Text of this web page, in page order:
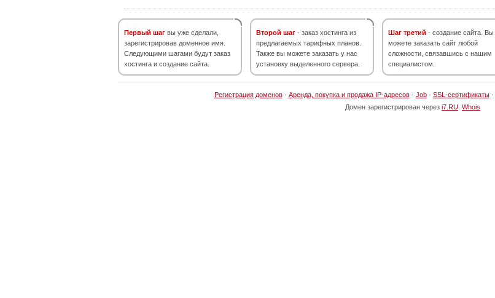
Первый шаг вы уже сделали,
зарегистрировав доменное имя.
Следующими шагами будут заказ
хостинга и создание сайта.
Второй шаг - заказ хостинга из
предлагаемых тарифных планов.
Также вы можете заказать у нас
установку выделенного сервера.
Шаг третий - создание сайта. Вы
можете заказать сайт любой
сложности, связавшись с нашим
специалистом.
Регистрация доменов· Аренда, покупка и продажа IP-адресов· Job· SSL-сертификаты·
Домен зарегистрирован через i7.RU Whois